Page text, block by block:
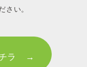
さい。
チラ →